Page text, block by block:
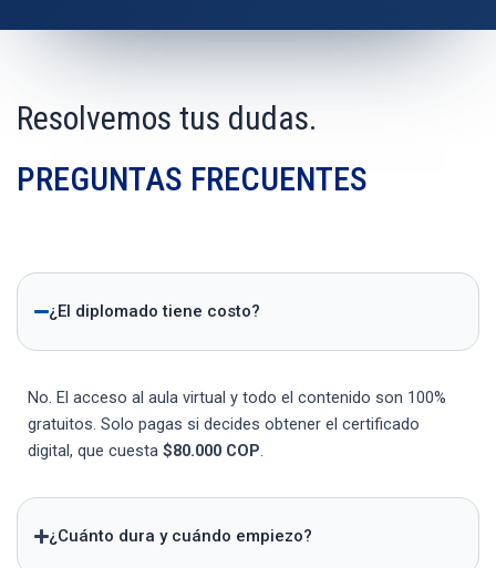
Resolvemos tus dudas.
PREGUNTAS FRECUENTES
¿El diplomado tiene costo?
No. El acceso al aula virtual y todo el contenido son 100%
gratuitos. Solo pagas si decides obtener el certificado
digital, que cuesta $80.000 COP
¿Cuánto dura y cuándo empiezo?